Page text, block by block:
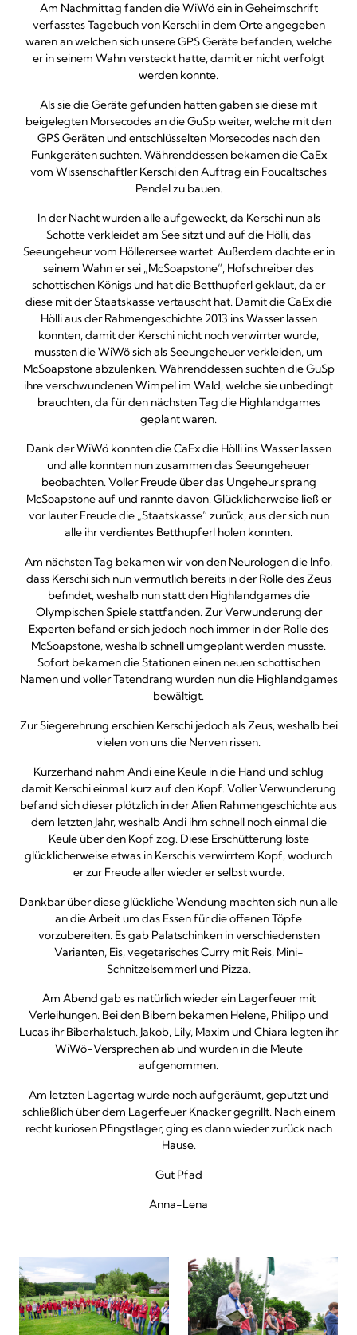
Am Nachmittag fanden die WiWö ein in Geheimschrift
verfasstes Tagebuch von Kerschi in dem Orte angegeben
waren an welchen sich unsere GPS Geräte befanden, welche
er in seinem Wahn versteckt hatte, damit er nicht verfolgt
werden konnte.
Als sie die Geräte gefunden hatten gaben sie diese mit
beigelegten Morsecodes an die GuSp weiter, welche mit den
GPS Geräten und entschlüsselten Morsecodes nach den
Funkgeräten suchten. Währenddessen bekamen die CaEx
vom Wissenschaftler Kerschi den Auftrag ein Foucaltsches
Pendel zu bauen.
In der Nacht wurden alle aufgeweckt, da Kerschi nun als
Schotte verkleidet am See sitzt und auf die Hölli, das
Seeungeheur vom Höllerersee wartet. Außerdem dachte er in
seinem Wahn er sei „McSoapstone“, Hofschreiber des
schottischen Königs und hat die Betthupferl geklaut, da er
diese mit der Staatskasse vertauscht hat. Damit die CaEx die
Hölli aus der Rahmengeschichte 2013 ins Wasser lassen
konnten, damit der Kerschi nicht noch verwirrter wurde,
mussten die WiWö sich als Seeungeheuer verkleiden, um
McSoapstone abzulenken. Währenddessen suchten die GuSp
ihre verschwundenen Wimpel im Wald, welche sie unbedingt
brauchten, da für den nächsten Tag die Highlandgames
geplant waren.
Dank der WiWö konnten die CaEx die Hölli ins Wasser lassen
und alle konnten nun zusammen das Seeungeheuer
beobachten. Voller Freude über das Ungeheur sprang
McSoapstone auf und rannte davon. Glücklicherweise ließ er
vor lauter Freude die „Staatskasse“ zurück, aus der sich nun
alle ihr verdientes Betthupferl holen konnten.
Am nächsten Tag bekamen wir von den Neurologen die Info,
dass Kerschi sich nun vermutlich bereits in der Rolle des Zeus
befindet, weshalb nun statt den Highlandgames die
Olympischen Spiele stattfanden. Zur Verwunderung der
Experten befand er sich jedoch noch immer in der Rolle des
McSoapstone, weshalb schnell umgeplant werden musste.
Sofort bekamen die Stationen einen neuen schottischen
Namen und voller Tatendrang wurden nun die Highlandgames
bewältigt.
Zur Siegerehrung erschien Kerschi jedoch als Zeus, weshalb bei
vielen von uns die Nerven rissen.
Kurzerhand nahm Andi eine Keule in die Hand und schlug
damit Kerschi einmal kurz auf den Kopf. Voller Verwunderung
befand sich dieser plötzlich in der Alien Rahmengeschichte aus
dem letzten Jahr, weshalb Andi ihm schnell noch einmal die
Keule über den Kopf zog. Diese Erschütterung löste
glücklicherweise etwas in Kerschis verwirrtem Kopf, wodurch
er zur Freude aller wieder er selbst wurde.
Dankbar über diese glückliche Wendung machten sich nun alle
an die Arbeit um das Essen für die offenen Töpfe
vorzubereiten. Es gab Palatschinken in verschiedensten
Varianten, Eis, vegetarisches Curry mit Reis, Mini-
Schnitzelsemmerl und Pizza.
Am Abend gab es natürlich wieder ein Lagerfeuer mit
Verleihungen. Bei den Bibern bekamen Helene, Philipp und
Lucas ihr Biberhalstuch. Jakob, Lily, Maxim und Chiara legten ihr
WiWö-Versprechen ab und wurden in die Meute
aufgenommen.
Am letzten Lagertag wurde noch aufgeräumt, geputzt und
schließlich über dem Lagerfeuer Knacker gegrillt. Nach einem
recht kuriosen Pfingstlager, ging es dann wieder zurück nach
Hause.
Gut Pfad
Anna-Lena